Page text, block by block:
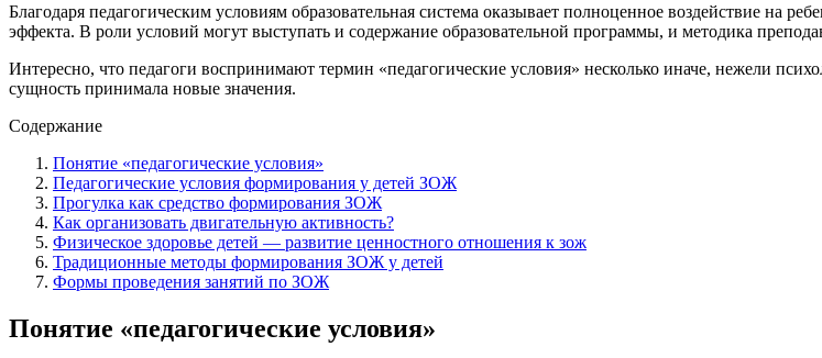
Благодаря педагогическим условиям образовательная система оказывает полноценное воздействие на
эффекта. В роли условий могут выступать и содержание образовательной программы, и методика
Интересно, что педагоги воспринимают термин «педагогические условия» несколько иначе, нежели
сущность принимала новые значения.
Содержание
Понятие «педагогические условия»
Педагогические условия формирования у детей ЗОЖ
Прогулка как средство формирования ЗОЖ
Как организовать двигательную активность?
Физическое здоровье детей — развитие ценностного отношения к зож
Традиционные методы формирования ЗОЖ у детей
Формы проведения занятий по ЗОЖ
Понятие «педагогические условия»